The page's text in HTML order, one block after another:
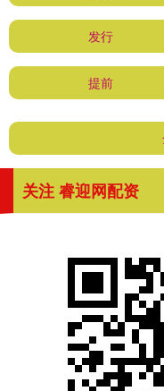
发行
提前
关注 睿迎网配资